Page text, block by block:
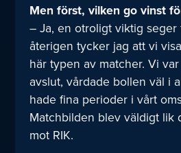
Men först, vilken go vinst
– Ja, en otroligt viktig seger
återigen tycker jag att vi
här typen av matcher. Vi
avslut, vårdade bollen väl i
hade fina perioder i vårt
Matchbilden blev väldigt lik
mot RIK.